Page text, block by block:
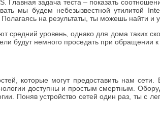
задача теста – показать
мы будем небезызвестной утилитой
на результаты, ты можешь найти и
средний уровень, однако для дома таких
будут немного проседать при обращении к
которые могут предоставить нам
доступны и простым смертным.
Поняв устройство сетей один раз, ты с